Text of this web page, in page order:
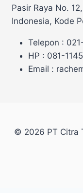
Pasir Raya No.
Indonesia, Kode
Telepon :
HP : 081-
Email :
© 2026 PT Citra